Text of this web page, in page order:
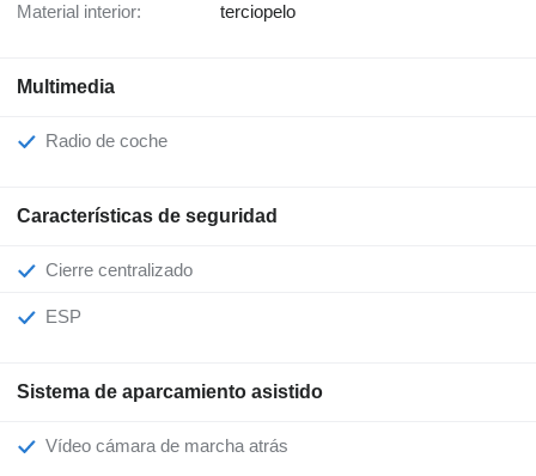
Material interior: terciopelo
Multimedia
Radio de coche
Características de seguridad
Cierre centralizado
ESP
Sistema de aparcamiento asistido
Vídeo cámara de marcha atrás